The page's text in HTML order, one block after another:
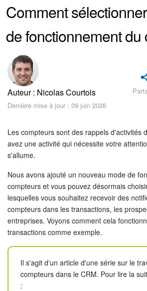
Assistance de Bitrix24
Inscription et connexion
Sécurité dans Bitrix24
Démarrer sur Bitrix24
Actualités
Projets IA
Messenger
Groupes de travail
Comment
de fonctionnement du
Auteur : Nicolas Courtois
Dernière mise à jour : 09 juin 2026
Les compteurs sont des rappels d'activités
avez une activité qui nécessite votre
s'allume.
Nous avons ajouté un nouveau mode de
compteurs et vous pouvez désormais
lesquelles vous souhaitez recevoir des
compteurs dans les transactions, les
entreprises. Voyons comment cela
transactions comme exemple.
Il s'agit d'un article d'une série sur le
compteurs dans le CRM. Pour lire la
: